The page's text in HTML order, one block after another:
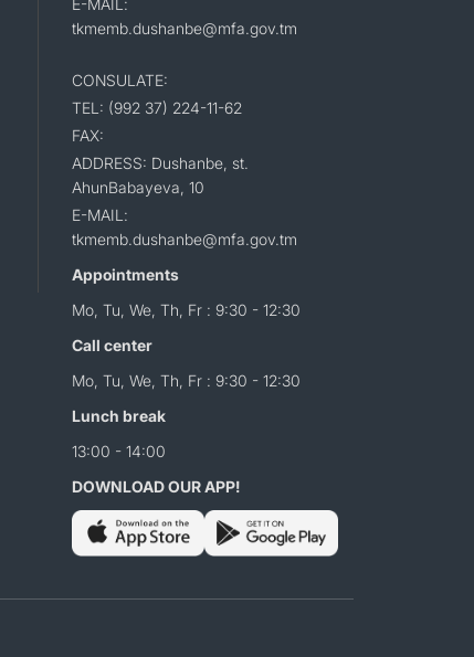
E-MAIL:
tkmemb.dushanbe@mfa.gov.tm
CONSULATE:
TEL: (992 37) 224-11-62
FAX:
ADDRESS: Dushanbe, st.
AhunBabayeva, 10
E-MAIL:
tkmemb.dushanbe@mfa.gov.tm
Appointments
Mo, Tu, We, Th, Fr : 9:30 - 12:30
Call center
Mo, Tu, We, Th, Fr : 9:30 - 12:30
Lunch break
13:00 - 14:00
DOWNLOAD OUR APP!